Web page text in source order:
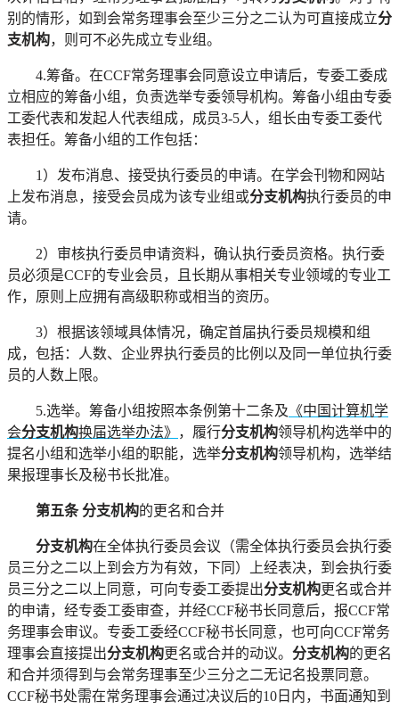
别的情形，如到会常务理事会至少三分之二认为可直接成立分
支机构，则可不必先成立专业组。
4.筹备。在CCF常务理事会同意设立申请后，专委工委成
立相应的筹备小组，负责选举专委领导机构。筹备小组由专委
工委代表和发起人代表组成，成员3-5人，组长由专委工委代
表担任。筹备小组的工作包括：
1）发布消息、接受执行委员的申请。在学会刊物和网站
上发布消息，接受会员成为该专业组或分支机构执行委员的申
请。
2）审核执行委员申请资料，确认执行委员资格。执行委
员必须是CCF的专业会员，且长期从事相关专业领域的专业工
作，原则上应拥有高级职称或相当的资历。
3）根据该领域具体情况，确定首届执行委员规模和组
成，包括：人数、企业界执行委员的比例以及同一单位执行委
员的人数上限。
5.选举。筹备小组按照本条例第十二条及 《中国计算机学
会分支机构换届选举办法》 ，履行分支机构领导机构选举中的
提名小组和选举小组的职能，选举分支机构领导机构，选举结
果报理事长及秘书长批准。
第五条分支机构的更名和合并
分支机构在全体执行委员会议（需全体执行委员会执行委
员三分之二以上到会方为有效，下同）上经表决，到会执行委
员三分之二以上同意，可向专委工委提出分支机构更名或合并
的申请，经专委工委审查，并经CCF秘书长同意后，报CCF常
务理事会审议。专委工委经CCF秘书长同意，也可向CCF常务
理事会直接提出分支机构更名或合并的动议。 分支机构的更名
和合并须得到与会常务理事至少三分之二无记名投票同意。
CCF秘书处需在常务理事会通过决议后的10日内，书面通知到